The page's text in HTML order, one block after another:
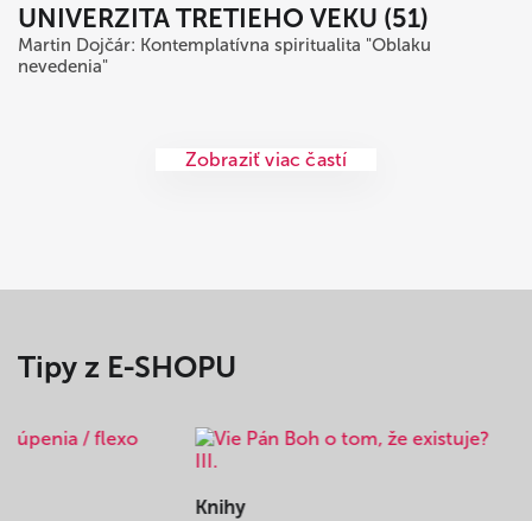
UNIVERZITA TRETIEHO VEKU (51)
Martin Dojčár: Kontemplatívna spiritualita "Oblaku
nevedenia"
Zobraziť viac častí
Tipy z E-SHOPU
Knihy